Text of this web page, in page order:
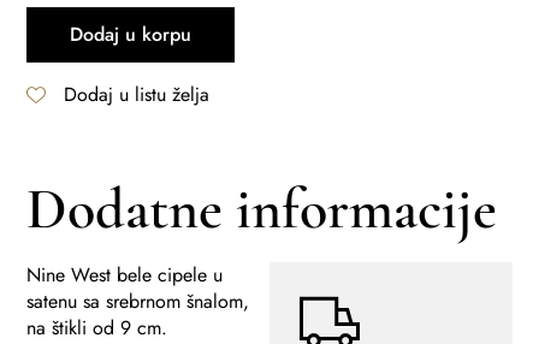
Dodaj u korpu
Dodaj u listu želja
Dodatne informacije
Nine West bele cipele u
satenu sa srebrnom šnalom,
na štikli od 9 cm.